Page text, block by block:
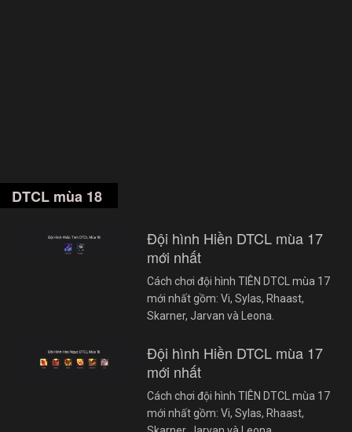
DTCL mùa 18
Đội hình Hiền DTCL mùa 17
mới nhất
Cách chơi đội hình TIÊN DTCL mùa 17
mới nhất gồm: Vi, Sylas, Rhaast,
Skarner, Jarvan và Leona.
Đội hình Hiền DTCL mùa 17
mới nhất
Cách chơi đội hình TIÊN DTCL mùa 17
mới nhất gồm: Vi, Sylas, Rhaast,